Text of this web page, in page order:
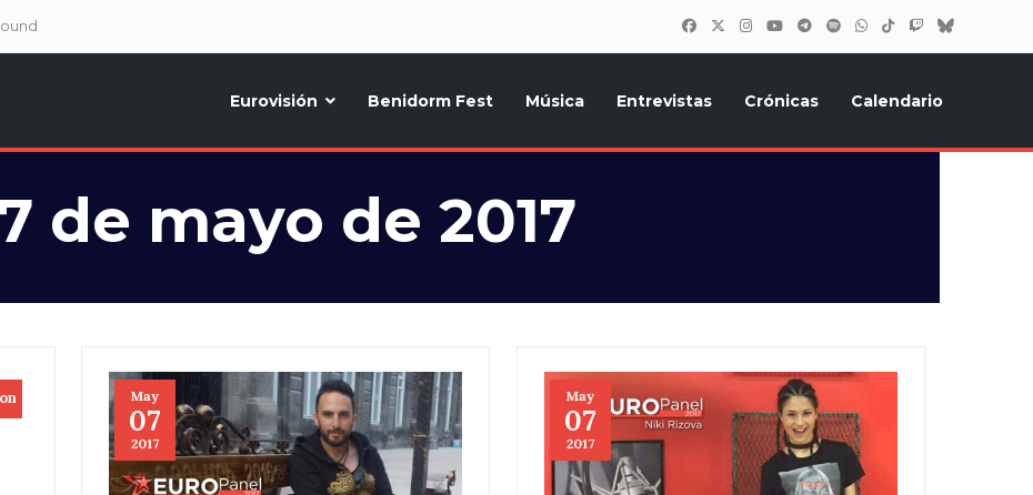
Eurovisión Benidorm Fest Música Entrevistas Crónicas Calendario
de mayo de 2017
May
07
2017
May
07
2017